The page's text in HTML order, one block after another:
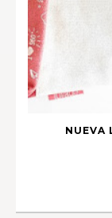
NUEVA